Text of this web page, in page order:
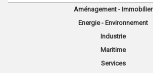
Aménagement - Immobilier
Energie - Environnement
Industrie
Maritime
Services